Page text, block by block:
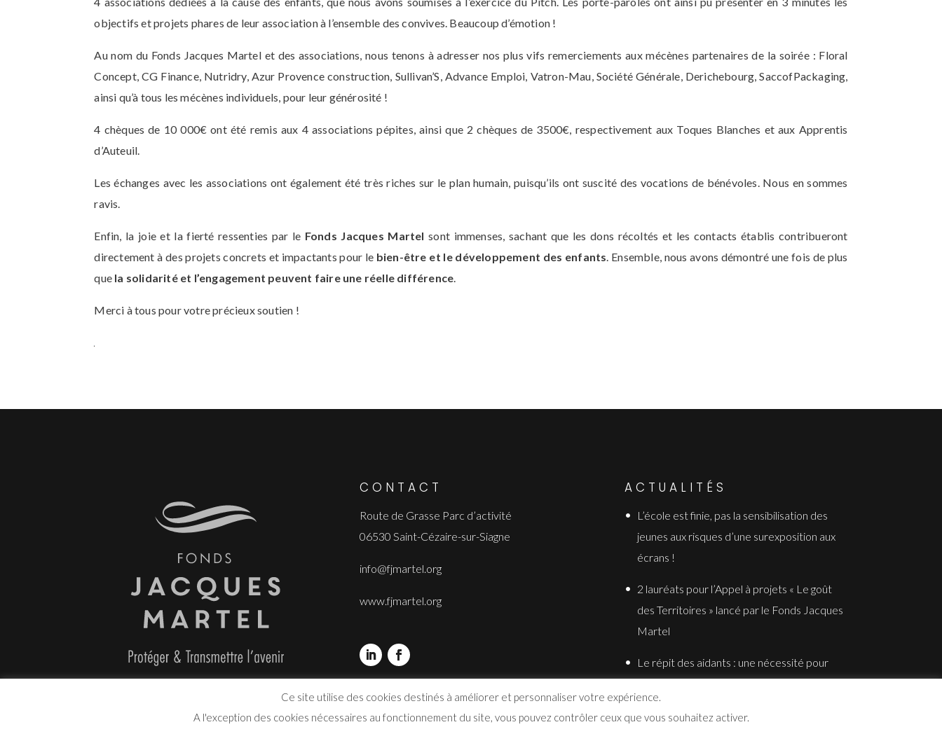
objectifs et projets phares de leur association à l’ensemble des convives. Beaucoup d’émotion !
Au nom du Fonds Jacques Martel et des associations, nous tenons à adresser nos plus vifs remerciements aux mécènes partenaires de la soirée : Floral
Concept, CG Finance, Nutridry, Azur Provence construction, Sullivan’S, Advance Emploi, Vatron-Mau, Société Générale, Derichebourg, SaccofPackaging,
ainsi qu’à tous les mécènes individuels, pour leur générosité !
4 chèques de 10 000€ ont été remis aux 4 associations pépites, ainsi que 2 chèques de 3500€, respectivement aux Toques Blanches et aux Apprentis
d’Auteuil.
Les échanges avec les associations ont également été très riches sur le plan humain, puisqu’ils ont suscité des vocations de bénévoles. Nous en sommes
ravis.
Enfin, la joie et la fierté ressenties par le Fonds Jacques Martel sont immenses, sachant que les dons récoltés et les contacts établis contribueront
directement à des projets concrets et impactants pour le bien-être et le développement des enfants . Ensemble, nous avons démontré une fois de plus
que la solidarité et l’engagement peuvent faire une réelle différence
Merci à tous pour votre précieux soutien !
CONTACT
Route de Grasse Parc d’activité
06530 Saint-Cézaire-sur-Siagne
info@fjmartel.org
www.fjmartel.org
ACTUALITÉS
L’école est finie, pas la sensibilisation des
jeunes aux risques d’une surexposition aux
écrans !
2 lauréats pour l’Appel à projets « Le goût
des Territoires » lancé par le Fonds Jacques
Martel
Le répit des aidants : une nécessité pour
Ce site utilise des cookies destinés à améliorer et personnaliser votre expérience.
A l'exception des cookies nécessaires au fonctionnement du site, vous pouvez contrôler ceux que vous souhaitez activer.